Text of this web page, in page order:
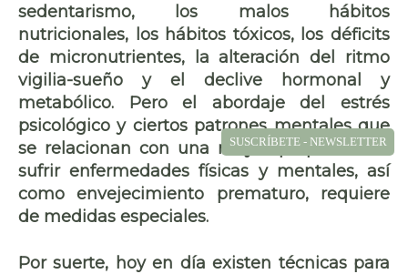
sedentarismo, los malos hábitos
nutricionales, los hábitos tóxicos, los déficits
de micronutrientes, la alteración del ritmo
vigilia-sueño y el declive hormonal y
metabólico. Pero el abordaje del
estrés
psicológico y ciertos patrones mentalesque
se relacionan con una mayor propensión a
sufrir enfermedades físicas y mentales, así
comoenvejecimiento prematuro, requiere
de medidas especiales.
Por suerte, hoy en día existen técnicas para
SUSCRÍBETE - NEWSLETTER